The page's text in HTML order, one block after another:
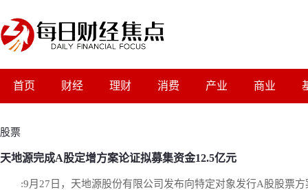
首页 财经 理财 消费 产业 商业
股票
天地源完成A股定增方案论证拟募集资金12.5亿元
:9月27日，天地源股份有限公司发布向特定对象发行A股股票